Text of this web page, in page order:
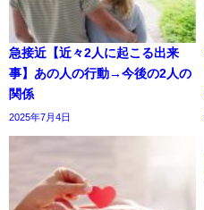
急接近【近々2人に起こる出来
事】あの人の行動→今後の2人の
関係
2025年7月4日